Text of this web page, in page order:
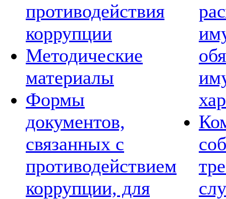
противодействия
коррупции
Методические
материалы
Формы
документов,
связанных с
противодействием
коррупции, для